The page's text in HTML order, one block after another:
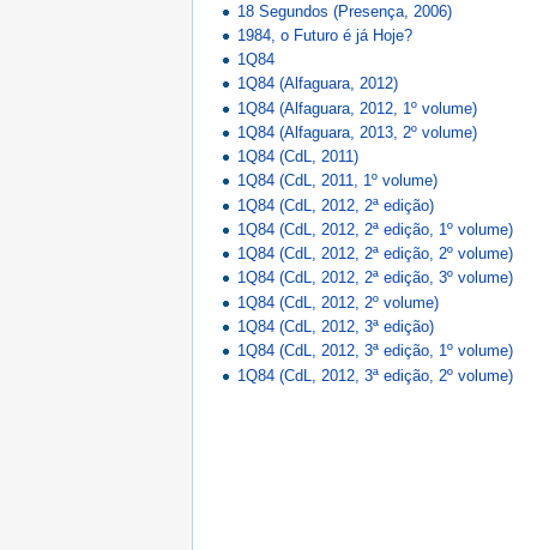
18 Segundos (Presença, 2006)
1984, o Futuro é já Hoje?
1Q84
1Q84 (Alfaguara, 2012)
1Q84 (Alfaguara, 2012, 1º volume)
1Q84 (Alfaguara, 2013, 2º volume)
1Q84 (CdL, 2011)
1Q84 (CdL, 2011, 1º volume)
1Q84 (CdL, 2012, 2ª edição)
1Q84 (CdL, 2012, 2ª edição, 1º volume)
1Q84 (CdL, 2012, 2ª edição, 2º volume)
1Q84 (CdL, 2012, 2ª edição, 3º volume)
1Q84 (CdL, 2012, 2º volume)
1Q84 (CdL, 2012, 3ª edição)
1Q84 (CdL, 2012, 3ª edição, 1º volume)
1Q84 (CdL, 2012, 3ª edição, 2º volume)